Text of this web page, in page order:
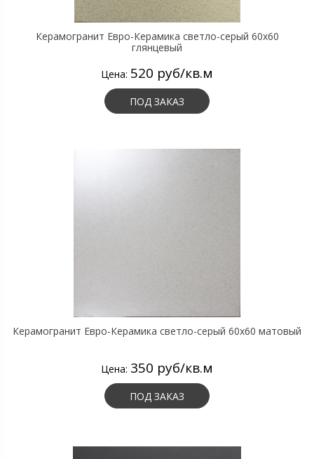
Керамогранит Евро-Керамика светло-серый 60х60
глянцевый
Цена: 520 руб/кв.м
ПОД ЗАКАЗ
Керамогранит Евро-Керамика светло-серый 60х60 матовый
Цена: 350 руб/кв.м
ПОД ЗАКАЗ